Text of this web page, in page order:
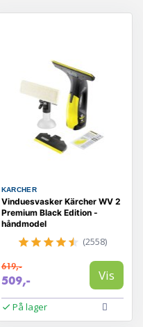
KARCHER
Vinduesvasker Kärcher WV 2
Premium Black Edition -
håndmodel
(2558)
619,-
509,- Vis
På lager